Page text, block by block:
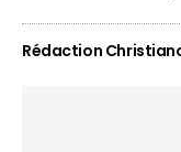
Rédaction